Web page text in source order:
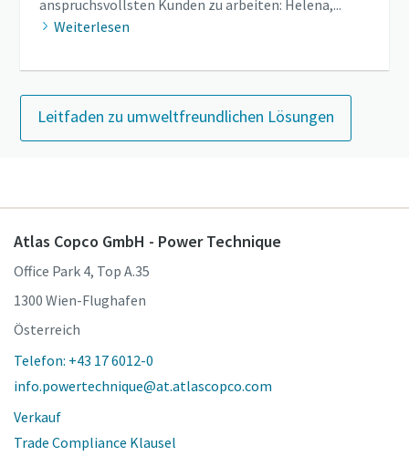
anspruchsvollsten Kunden zu arbeiten: Helena,...
Weiterlesen
Leitfaden zu umweltfreundlichen Lösungen
Atlas Copco GmbH - Power Technique
Office Park 4, Top A.35
1300 Wien-Flughafen
Österreich
Telefon: +43 17 6012-0
info.powertechnique@at.atlascopco.com
Verkauf
Trade Compliance Klausel